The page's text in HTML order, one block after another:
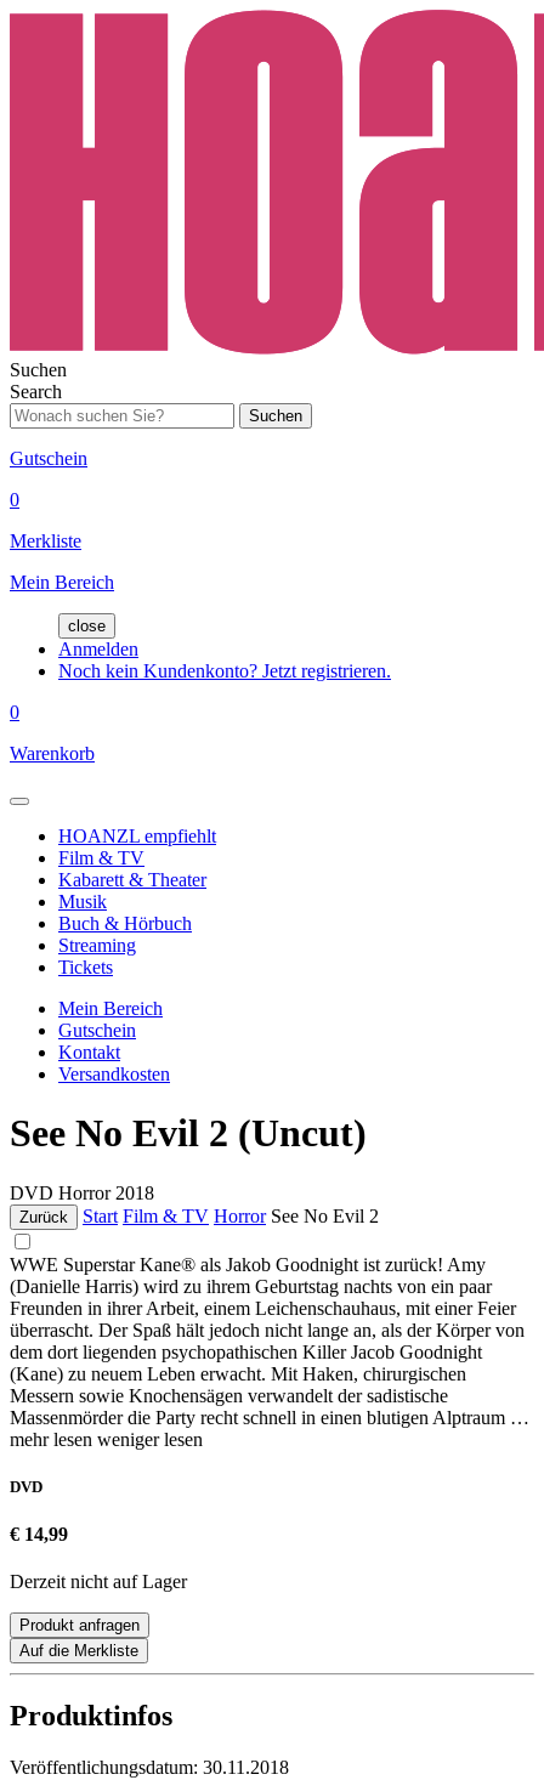
Suchen
Search
Suchen
Gutschein
0
Merkliste
Mein Bereich
close
Anmelden
Noch kein Kundenkonto? Jetzt registrieren.
0
Warenkorb
HOANZL empfiehlt
Film & TV
Kabarett & Theater
Musik
Buch & Hörbuch
Streaming
Tickets
Mein Bereich
Gutschein
Kontakt
Versandkosten
See No Evil 2 (Uncut)
DVD Horror 2018
Zurück Start Film & TV Horror See No Evil 2
WWE Superstar Kane® als Jakob Goodnight ist zurück! Amy
(Danielle Harris) wird zu ihrem Geburtstag nachts von ein paar
Freunden in ihrer Arbeit, einem Leichenschauhaus, mit einer Feier
überrascht. Der Spaß hält jedoch nicht lange an, als der Körper von
dem dort liegenden psychopathischen Killer Jacob Goodnight
(Kane) zu neuem Leben erwacht. Mit Haken, chirurgischen
Messern sowie Knochensägen verwandelt der sadistische
Massenmörder die Party recht schnell in einen blutigen Alptraum …
mehr lesen weniger lesen
DVD
€ 14,99
Derzeit nicht auf Lager
Produkt anfragen
Auf die Merkliste
Produktinfos
Veröffentlichungsdatum: 30.11.2018